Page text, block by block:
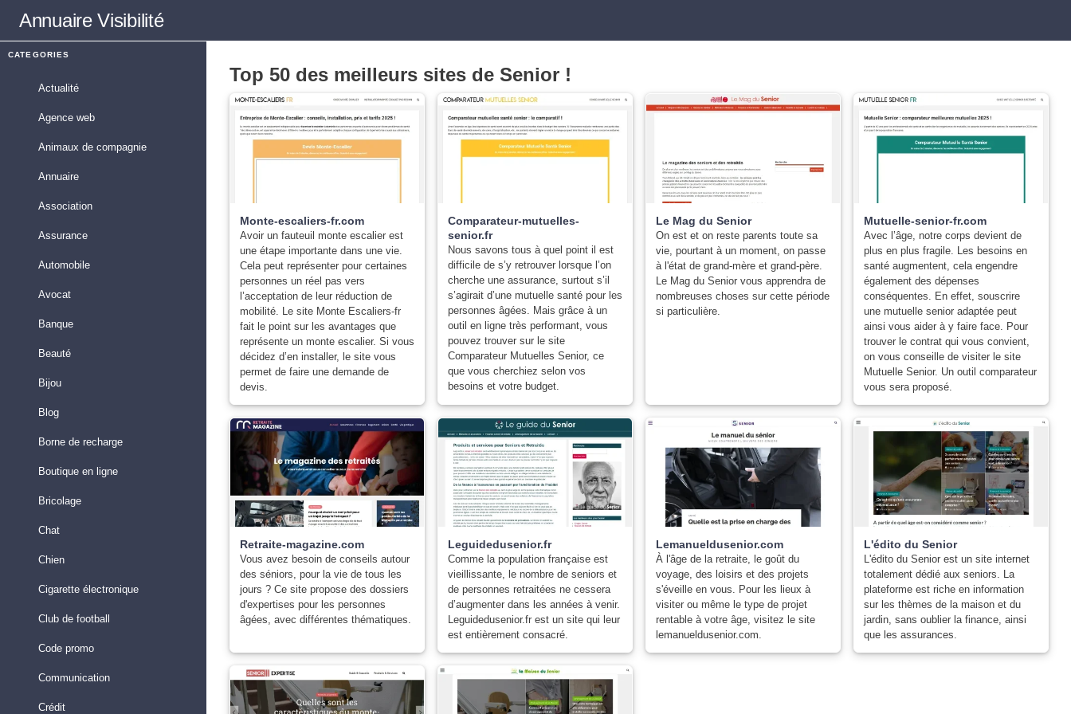
Annuaire Visibilité
CATEGORIES
Actualité
Agence web
Animaux de compagnie
Annuaire
Association
Assurance
Automobile
Avocat
Banque
Beauté
Bijou
Blog
Borne de recharge
Boutique en ligne
Bricolage
Chat
Chien
Cigarette électronique
Club de football
Code promo
Communication
Crédit
Top 50 des meilleurs sites de Senior !
Monte-escaliers-fr.com
Avoir un fauteuil monte escalier est
une étape importante dans une vie.
Cela peut représenter pour certaines
personnes un réel pas vers
l’acceptation de leur réduction de
mobilité. Le site Monte Escaliers-fr
fait le point sur les avantages que
représente un monte escalier. Si vous
décidez d’en installer, le site vous
permet de faire une demande de
devis.
Comparateur-mutuelles-
senior.fr
Nous savons tous à quel point il est
difficile de s’y retrouver lorsque l’on
cherche une assurance, surtout s’il
s’agirait d’une mutuelle santé pour les
personnes âgées. Mais grâce à un
outil en ligne très performant, vous
pouvez trouver sur le site
Comparateur Mutuelles Senior, ce
que vous cherchiez selon vos
besoins et votre budget.
Le Mag du Senior
On est et on reste parents toute sa
vie, pourtant à un moment, on passe
à l'état de grand-mère et grand-père.
Le Mag du Senior vous apprendra de
nombreuses choses sur cette période
si particulière.
Mutuelle-senior-fr.com
Avec l’âge, notre corps devient de
plus en plus fragile. Les besoins en
santé augmentent, cela engendre
également des dépenses
conséquentes. En effet, souscrire
une mutuelle senior adaptée peut
ainsi vous aider à y faire face. Pour
trouver le contrat qui vous convient,
on vous conseille de visiter le site
Mutuelle Senior. Un outil comparateur
vous sera proposé.
Retraite-magazine.com
Vous avez besoin de conseils autour
des séniors, pour la vie de tous les
jours ? Ce site propose des dossiers
d'expertises pour les personnes
âgées, avec différentes thématiques.
Leguidedusenior.fr
Comme la population française est
vieillissante, le nombre de seniors et
de personnes retraitées ne cessera
d’augmenter dans les années à venir.
Leguidedusenior.fr est un site qui leur
est entièrement consacré.
Lemanueldusenior.com
À l'âge de la retraite, le goût du
voyage, des loisirs et des projets
s'éveille en vous. Pour les lieux à
visiter ou même le type de projet
rentable à votre âge, visitez le site
lemanueldusenior.com.
L'édito du Senior
L'édito du Senior est un site internet
totalement dédié aux seniors. La
plateforme est riche en information
sur les thèmes de la maison et du
jardin, sans oublier la finance, ainsi
que les assurances.